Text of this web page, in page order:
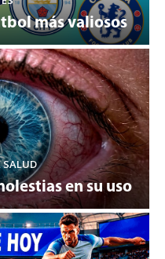
más valiosos
SALUD
en su uso